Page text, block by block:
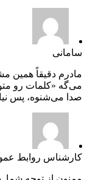
سامانی
مادرم دقیقاً همین
می‌گه «کلمات رو
صدا می‌شنوه، پس
کارشناس روابط